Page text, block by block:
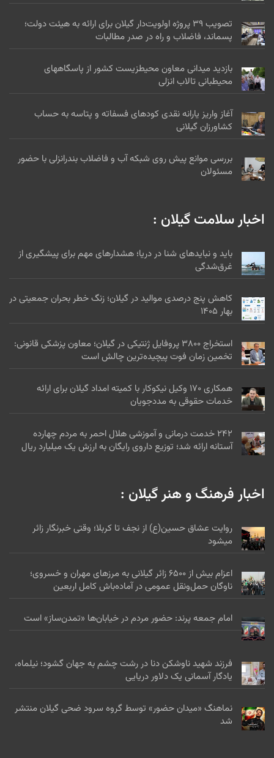
تصویب ۳۹ پروژه اولویت‌دار گیلان برای ارائه به هیئت دولت؛
پسماند، فاضلاب و راه در صدر مطالبات
بازدید میدانی معاون محیطزیست کشور از پاسگاههای
محیطبانی تالاب انزلی
آغاز واریز یارانه نقدی کودهای فسفاته و پتاسه به حساب
کشاورزان گیلانی
بررسی موانع پیش روی شبکه آب و فاضلاب بندرانزلی با حضور
مسئولان
اخبار سلامت گیلان :
باید و نبایدهای شنا در دریا؛ هشدارهای مهم برای پیشگیری از
غرق‌شدگی
کاهش پنج درصدی موالید در گیلان؛ زنگ خطر بحران جمعیتی در
بهار ۱۴۰۵
استخراج ۳۸۰۰ پروفایل ژنتیکی در گیلان؛ معاون پزشکی قانونی:
تخمین زمان فوت پیچیده‌ترین چالش است
همکاری ۱۷۰ وکیل نیکوکار با کمیته امداد گیلان برای ارائه
خدمات حقوقی به مددجویان
۲۴۲ خدمت درمانی و آموزشی هلال احمر به مردم چهارده
آستانه ارائه شد؛ توزیع داروی رایگان به ارزش یک میلیارد ریال
اخبار فرهنگ و هنر گیلان :
روایت عشاق حسین(ع) از نجف تا کربلا؛ وقتی خبرنگار زائر
میشود
اعزام بیش از ۶۵۰۰ زائر گیلانی به مرزهای مهران و خسروی؛
ناوگان حمل‌ونقل عمومی در آماده‌باش کامل اربعین
امام جمعه پرند: حضور مردم در خیابان‌ها «تمدن‌ساز» است
فرزند شهید ناوشکن دنا در رشت چشم به جهان گشود؛ نیلماه،
یادگار آسمانی یک دلاور دریایی
نماهنگ «میدان حضور» توسط گروه سرود ضحی گیلان منتشر
شد